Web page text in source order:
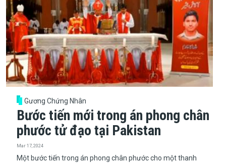
Gương Chứng Nhân
Bước tiến mới trong án phong chân
phước tử đạo tại Pakistan
Mar 17, 2024
​​​​​​​Một bước tiến trong án phong chân phước cho một thanh